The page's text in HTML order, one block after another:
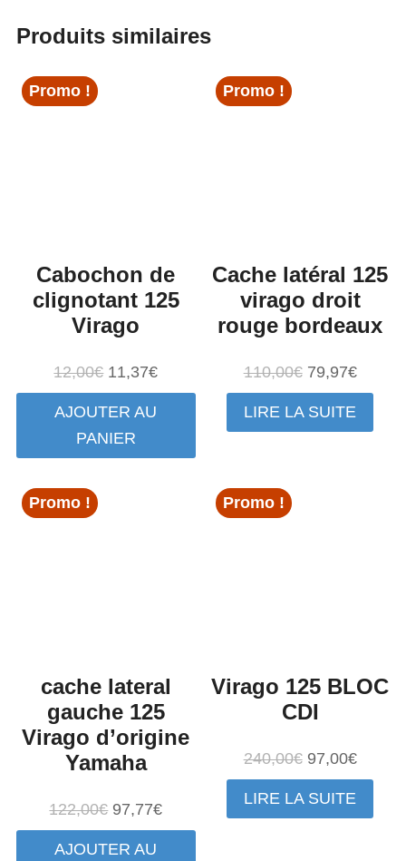
Produits similaires
Promo !
Cabochon de
clignotant 125
Virago
12,00€ Le
prix
initial
était :
11,37€Le
prix
AJOUTER AU
PANIER
Promo !
Cache latéral 125
virago droit
rouge bordeaux
110,00€ Le
prix
initial
79,97€Le
prix
actuel
LIRE LA SUITE
Promo !
cache lateral
gauche 125
Virago d’origine
Yamaha
122,00€ Le
prix
97,77€Le
prix
AJOUTER AU
Promo !
Virago 125 BLOC
CDI
240,00€ Le
prix
initial
97,00€Le
prix
actuel
LIRE LA SUITE